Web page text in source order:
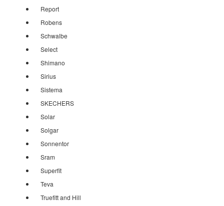
Report
Robens
Schwalbe
Select
Shimano
Sirius
Sistema
SKECHERS
Solar
Solgar
Sonnentor
Sram
Superfit
Teva
Truefitt and Hill